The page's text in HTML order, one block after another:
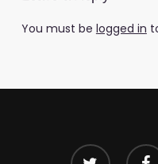
You must be logged in
twitter